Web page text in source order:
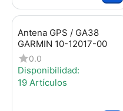
Antena GPS / GA38
GARMIN 10-12017-00
0.0
Disponibilidad:
19 Artículos